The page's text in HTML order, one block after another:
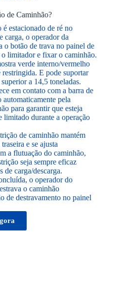
de Caminhão?
estacionado de ré no
carga, o operador da
o botão de trava no painel de
limitador e fixar o caminhão.
verde interno/vermelho
restringida. E pode suportar
a 14,5 toneladas.
em contato com a barra de
automaticamente pela
para garantir que esteja
limitado durante a operação
de caminhão mantém
e se ajusta
a flutuação do caminhão,
seja sempre eficaz
de carga/descarga.
o operador do
o caminhão
de destravamento no painel